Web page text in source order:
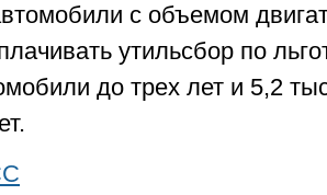
с объемом
утильсбор по
до трех лет и 5,2